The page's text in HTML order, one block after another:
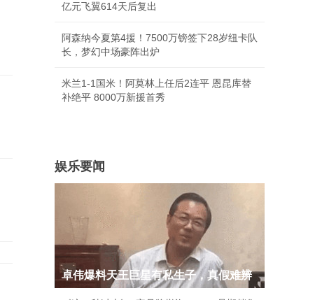
亿元飞翼614天后复出
阿森纳今夏第4援！7500万镑签下28岁纽卡队
长，梦幻中场豪阵出炉
米兰1-1国米！阿莫林上任后2连平 恩昆库替
补绝平 8000万新援首秀
娱乐要闻
卓伟爆料天王巨星有私生子，真假难辨